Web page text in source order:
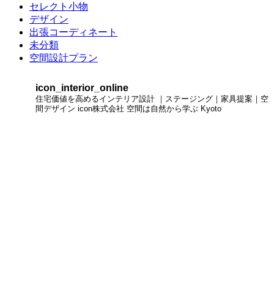
セレクト小物
デザイン
出張コーディネート
未分類
空間設計プラン
icon_interior_online
住宅価値を高めるインテリア設計 ｜ステージング｜家具提案｜空
間デザイン icon株式会社 空間は自然から学ぶ Kyoto